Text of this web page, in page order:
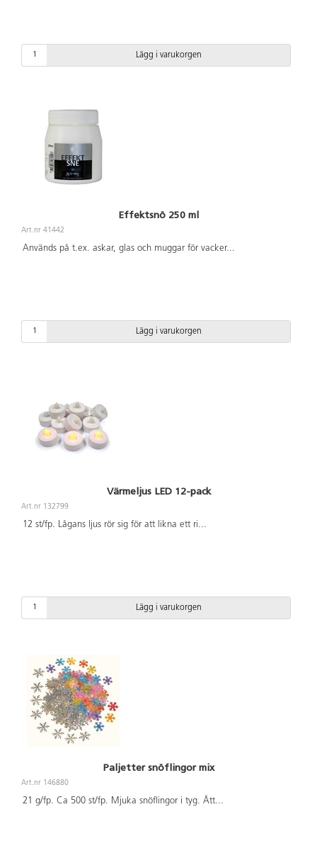
Lägg i varukorgen
Effektsnö 250 ml
Art.nr 41442
Används på t.ex. askar, glas och muggar för vacker...
Lägg i varukorgen
Värmeljus LED 12-pack
Art.nr 132799
12 st/fp. Lågans ljus rör sig för att likna ett ri...
Lägg i varukorgen
Paljetter snöflingor mix
Art.nr 146880
21 g/fp. Ca 500 st/fp. Mjuka snöflingor i tyg. Ått...